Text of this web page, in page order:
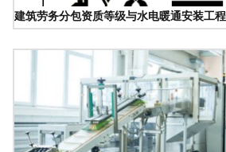
建筑劳务分包资质等级与水电暖通安装工